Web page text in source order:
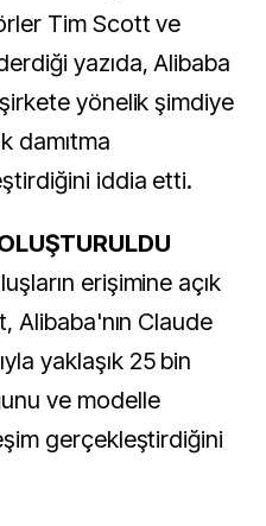
Tim Scott ve
yazıda, Alibaba
yönelik şimdiye
damıtma
iddia etti.
erişimine açık
Alibaba'nın Claude
yaklaşık 25 bin
ve modelle
gerçekleştirdiğini